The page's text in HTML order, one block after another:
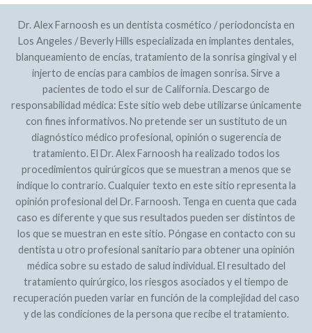
Dr. Alex Farnoosh es un dentista cosmético / periodoncista en
Los Angeles / Beverly Hills especializada en implantes dentales,
blanqueamiento de encías, tratamiento de la sonrisa gingival y el
injerto de encías para cambios de imagen sonrisa. Sirve a
pacientes de todo el sur de California. Descargo de
responsabilidad médica: Este sitio web debe utilizarse únicamente
con fines informativos. No pretende ser un sustituto de un
diagnóstico médico profesional, opinión o sugerencia de
tratamiento. El Dr. Alex Farnoosh ha realizado todos los
procedimientos quirúrgicos que se muestran a menos que se
indique lo contrario. Cualquier texto en este sitio representa la
opinión profesional del Dr. Farnoosh. Tenga en cuenta que cada
caso es diferente y que sus resultados pueden ser distintos de
los que se muestran en este sitio. Póngase en contacto con su
dentista u otro profesional sanitario para obtener una opinión
médica sobre su estado de salud individual. El resultado del
tratamiento quirúrgico, los riesgos asociados y el tiempo de
recuperación pueden variar en función de la complejidad del caso
y de las condiciones de la persona que recibe el tratamiento.